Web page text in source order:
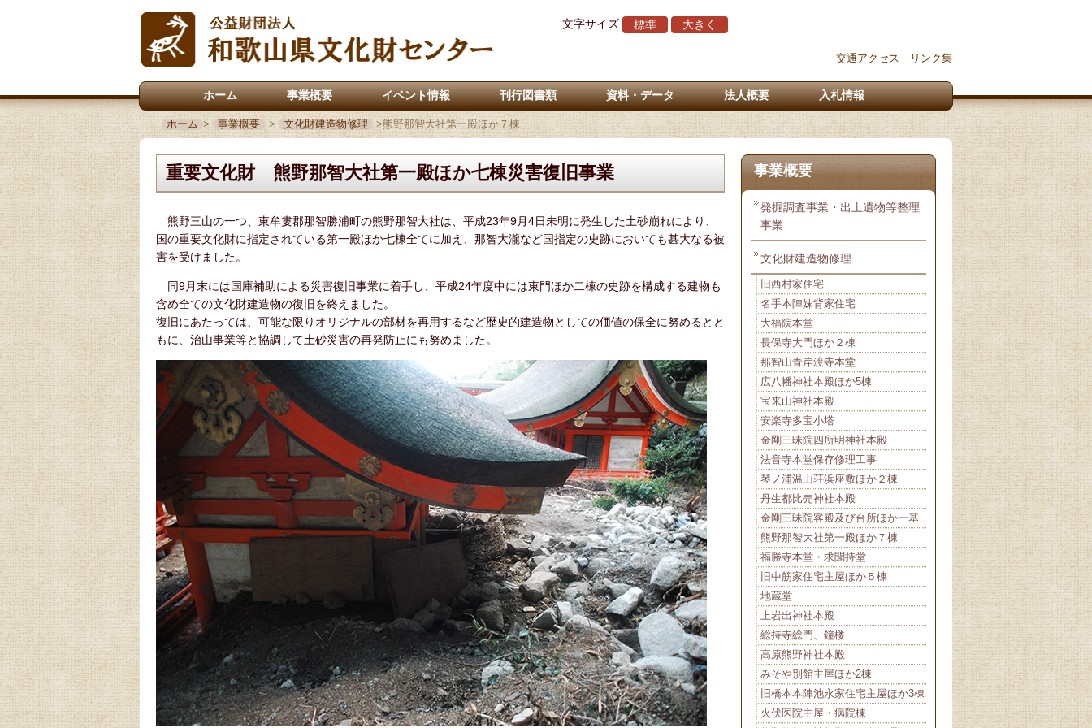
文字サイズ 標準 大きく
交通アクセス リンク集
ホーム 事業概要 イベント情報 刊行図書類 資料・データ 法人概要 入札情報
ホーム > 事業概要 > 文化財建造物修理 >熊野那智大社第一殿ほか７棟
重要文化財 熊野那智大社第一殿ほか七棟災害復旧事業
熊野三山の一つ、東牟婁郡那智勝浦町の熊野那智大社は、平成23年9月4日未明に発生した土砂崩れにより、
国の重要文化財に指定されている第一殿ほか七棟全てに加え、那智大瀧など国指定の史跡においても甚大なる被
害を受けました。
同9月末には国庫補助による災害復旧事業に着手し、平成24年度中には東門ほか二棟の史跡を構成する建物も
含め全ての文化財建造物の復旧を終えました。
復旧にあたっては、可能な限りオリジナルの部材を再用するなど歴史的建造物としての価値の保全に努めるとと
もに、治山事業等と協調して土砂災害の再発防止にも努めました。
事業概要
発掘調査事業・出土遺物等整理
事業
文化財建造物修理
旧西村家住宅
名手本陣妹背家住宅
大福院本堂
長保寺大門ほか２棟
那智山青岸渡寺本堂
広八幡神社本殿ほか5棟
宝来山神社本殿
安楽寺多宝小塔
金剛三昧院四所明神社本殿
法音寺本堂保存修理工事
琴ノ浦温山荘浜座敷ほか２棟
丹生都比売神社本殿
金剛三昧院客殿及び台所ほか一基
熊野那智大社第一殿ほか７棟
福勝寺本堂・求聞持堂
旧中筋家住宅主屋ほか５棟
地蔵堂
上岩出神社本殿
総持寺総門、鐘楼
高原熊野神社本殿
みそや別館主屋ほか2棟
旧橋本本陣池永家住宅主屋ほか3棟
火伏医院主屋・病院棟